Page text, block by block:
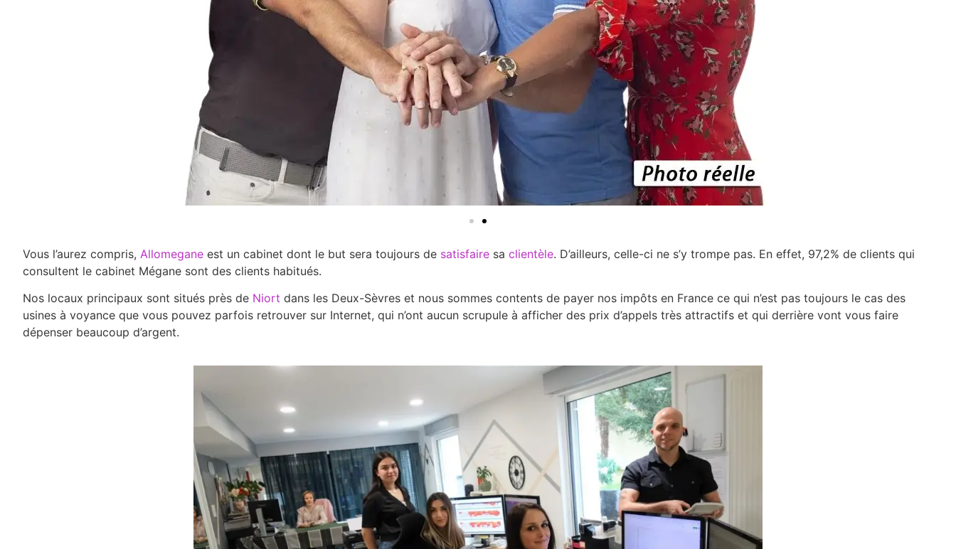
Vous l’aurez compris, Allomegane est un cabinet dont le but sera toujours de satisfaire sa clientèle. D’ailleurs, celle-ci ne s’y trompe pas. En effet, 97,2% de clients qui
consultent le cabinet Mégane sont des clients habitués.
Nos locaux principaux sont situés près de Niort dans les Deux-Sèvres et nous sommes contents de payer nos impôts en France ce qui n’est pas toujours le cas des
usines à voyance que vous pouvez parfois retrouver sur Internet, qui n’ont aucun scrupule à afficher des prix d’appels très attractifs et qui derrière vont vous faire
dépenser beaucoup d’argent.